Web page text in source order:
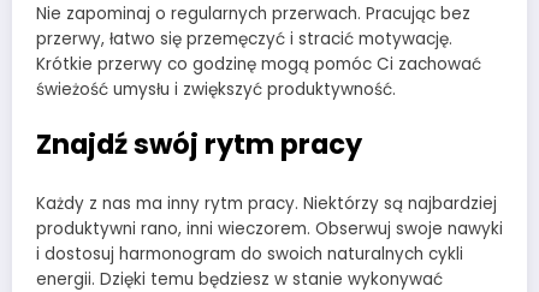
Nie zapominaj o regularnych przerwach. Pracując bez
przerwy, łatwo się przemęczyć i stracić motywację.
Krótkie przerwy co godzinę mogą pomóc Ci zachować
świeżość umysłu i zwiększyć produktywność.
Znajdź swój rytm pracy
Każdy z nas ma inny rytm pracy. Niektórzy są najbardziej
produktywni rano, inni wieczorem. Obserwuj swoje nawyki
i dostosuj harmonogram do swoich naturalnych cykli
energii. Dzięki temu będziesz w stanie wykonywać